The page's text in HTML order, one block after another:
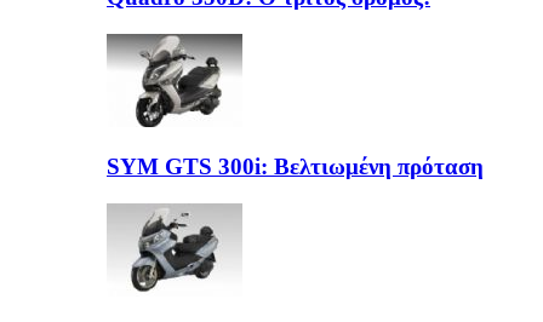
SYM GTS 300i: Βελτιωμένη πρόταση